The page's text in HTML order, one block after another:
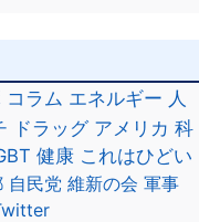
コラム エネルギー 人
ドラッグ アメリカ 科
健康 これはひどい
自民党 維新の会 軍事